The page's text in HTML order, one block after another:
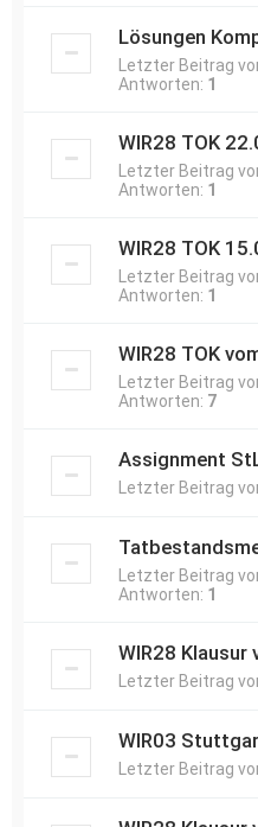
Lösungen
Letzter Beitrag
Antworten: 1
WIR28 TOK
Letzter Beitrag
Antworten: 1
WIR28 TOK
Letzter Beitrag
Antworten: 1
WIR28 TOK
Letzter Beitrag
Antworten: 7
Assignment
Letzter Beitrag
Letzter Beitrag
Antworten: 1
WIR28 Klausur
Letzter Beitrag
WIR03
Letzter Beitrag